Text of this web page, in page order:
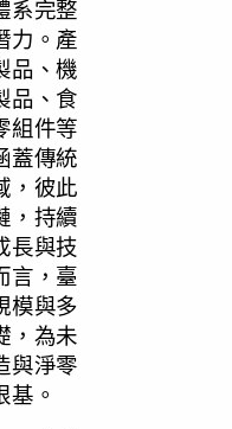
系完整
力。產
品、機
品、食
組件等
蓋傳統
，彼此
，持續
長與技
言，臺
模與多
，為未
與淨零
。